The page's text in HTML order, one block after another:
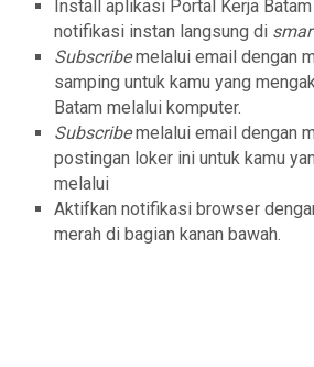
Install aplikasi Portal Kerja
notifikasi instan langsung di
Subscribemelalui email dengan
samping untuk kamu yang
Batam melalui komputer.
Subscribemelalui email dengan
postingan loker ini untuk kamu
melalui
Aktifkan notifikasi browser
merah di bagian kanan bawah.